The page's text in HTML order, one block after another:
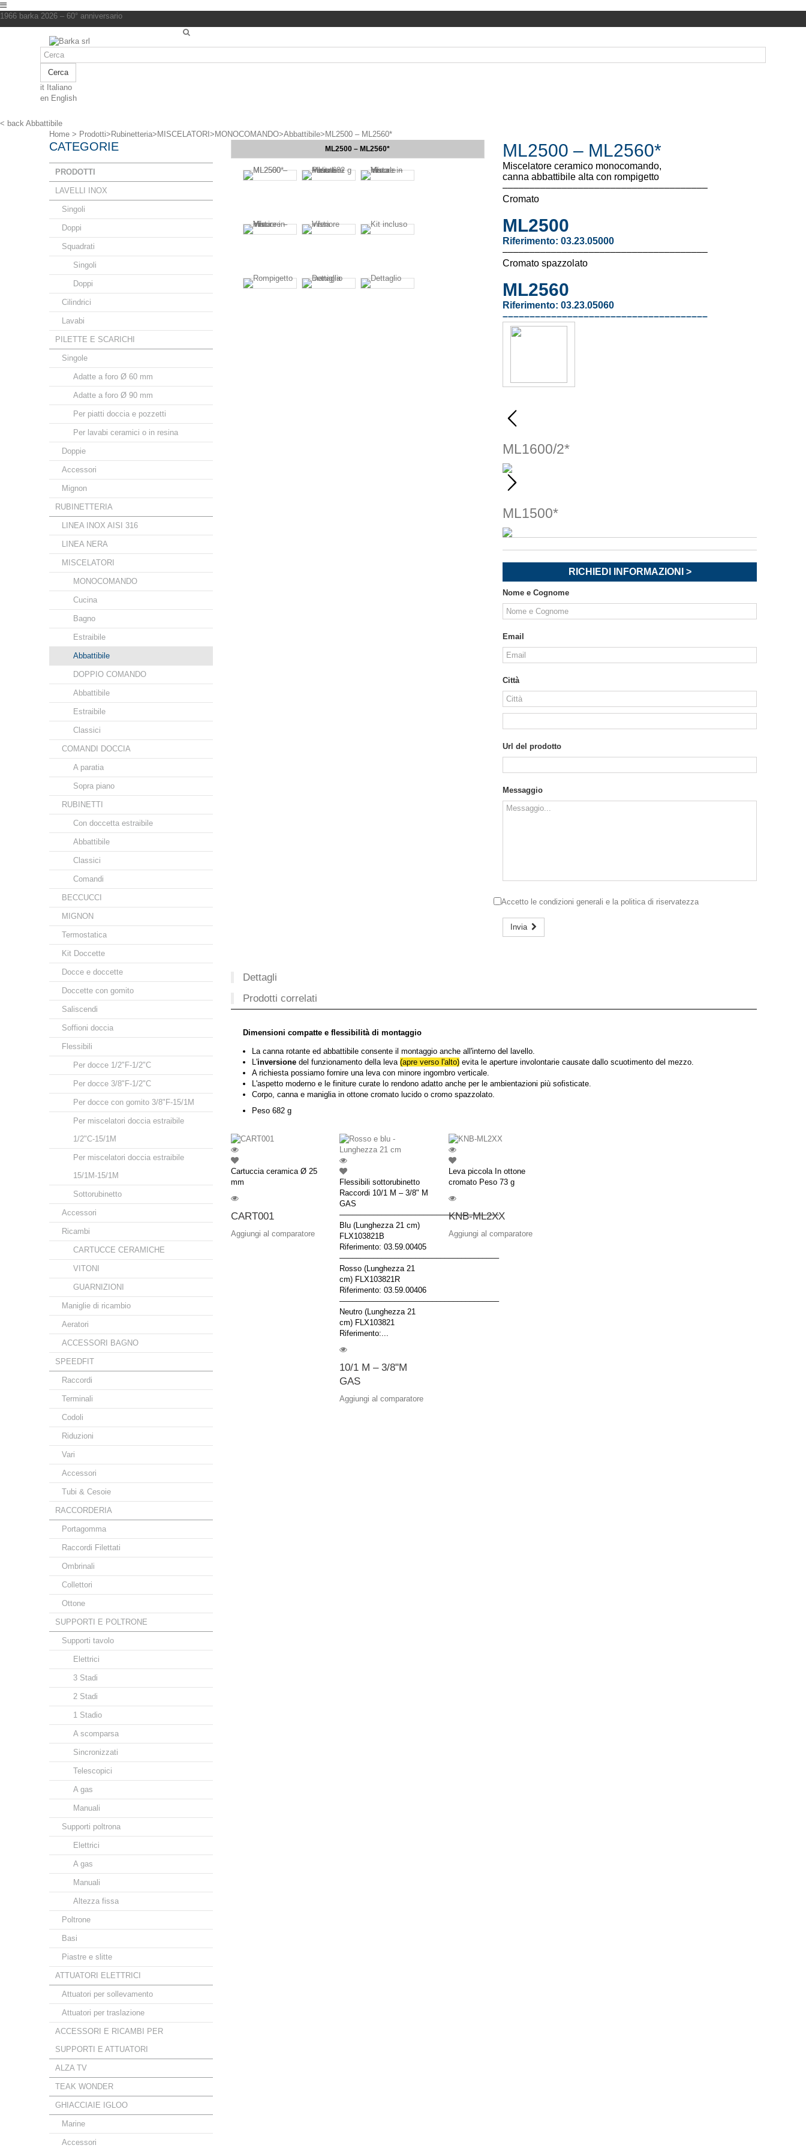
1966 barka 2026 – 60° anniversario
Cerca
it Italiano
en English
< back Abbattibile
Home > Prodotti> Rubinetteria> MISCELATORI > MONOCOMANDO>Abbattibile> ML2500 – ML2560*
CATEGORIE
PRODOTTI
LAVELLI INOX
Singoli
Doppi
Squadrati
Singoli
Doppi
Cilindrici
Lavabi
PILETTE E SCARICHI
Singole
Adatte a foro Ø 60 mm
Adatte a foro Ø 90 mm
Per piatti doccia e pozzetti
Per lavabi ceramici o in resina
Doppie
Accessori
Mignon
RUBINETTERIA
LINEA INOX AISI 316
LINEA NERA
MISCELATORI
MONOCOMANDO
Cucina
Bagno
Estraibile
Abbattibile
DOPPIO COMANDO
Abbattibile
Estraibile
Classici
COMANDI DOCCIA
A paratia
Sopra piano
RUBINETTI
Con doccetta estraibile
Abbattibile
Classici
Comandi
BECCUCCI
MIGNON
Termostatica
Kit Doccette
Docce e doccette
Doccette con gomito
Saliscendi
Soffioni doccia
Flessibili
Per docce 1/2"F-1/2"C
Per docce 3/8"F-1/2"C
Per docce con gomito 3/8"F-15/1M
Per miscelatori doccia estraibile
1/2"C-15/1M
Per miscelatori doccia estraibile
15/1M-15/1M
Sottorubinetto
Accessori
Ricambi
CARTUCCE CERAMICHE
VITONI
GUARNIZIONI
Maniglie di ricambio
Aeratori
ACCESSORI BAGNO
SPEEDFIT
Raccordi
Terminali
Codoli
Riduzioni
Vari
Accessori
Tubi & Cesoie
RACCORDERIA
Portagomma
Raccordi Filettati
Ombrinali
Collettori
Ottone
SUPPORTI E POLTRONE
Supporti tavolo
Elettrici
3 Stadi
2 Stadi
1 Stadio
A scomparsa
Sincronizzati
Telescopici
A gas
Manuali
Supporti poltrona
Elettrici
A gas
Manuali
Altezza fissa
Poltrone
Basi
Piastre e slitte
ATTUATORI ELETTRICI
Attuatori per sollevamento
Attuatori per traslazione
ACCESSORI E RICAMBI PER
SUPPORTI E ATTUATORI
ALZA TV
TEAK WONDER
GHIACCIAIE IGLOO
Marine
Accessori
ML2500 – ML2560* ML2500 – ML2560*
Miscelatore ceramico monocomando,
canna abbattibile alta con rompigetto
––––––––––––––––––––––––––––––––––––––
Cromato
ML2500
Riferimento: 03.23.05000
––––––––––––––––––––––––––––––––––––––
Cromato spazzolato
ML2560
Riferimento: 03.23.05060
––––––––––––––––––––––––––––––––––––––
ML1600/2*
ML1500*
RICHIEDI INFORMAZIONI >
Nome e Cognome
Email
Città
Url del prodotto
Messaggio
Accetto lecondizioni generali e la politica di riservatezza
Invia
Dettagli
Prodotti correlati
Dimensioni compatte e flessibilità di montaggio
La canna rotante ed abbattibile consente il montaggio anche all'interno del lavello.
L'inversionedel funzionamento della leva (apre verso l'alto)evita le aperture involontarie causate dallo scuotimento del mezzo.
A richiesta possiamo fornire una leva con minore ingombro verticale.
L'aspetto moderno e le finiture curate lo rendono adatto anche per le ambientazioni più sofisticate.
Corpo, canna e maniglia in ottone cromato lucido o cromo spazzolato.
Peso 682 g
Cartuccia ceramica Ø 25
mm
CART001
Aggiungi al comparatore
Flessibili sottorubinetto
Raccordi 10/1 M – 3/8" M
GAS
––––––––––––––––––––––––––––––––––––––
Blu (Lunghezza 21 cm)
FLX103821B
Riferimento: 03.59.00405
––––––––––––––––––––––––––––––––––––––
Rosso (Lunghezza 21
cm) FLX103821R
Riferimento: 03.59.00406
––––––––––––––––––––––––––––––––––––––
Neutro (Lunghezza 21
cm) FLX103821
Riferimento:...
10/1 M – 3/8"M
GAS
Aggiungi al comparatore
Leva piccola In ottone
cromato Peso 73 g
KNB-ML2XX
Aggiungi al comparatore